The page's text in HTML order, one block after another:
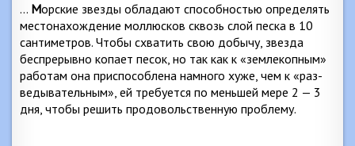
… Морские звезды обладают способностью опреде­лять
местонахождение моллюсков сквозь слой песка в 10
сантиметров. Чтобы схватить свою добычу, звезда
беспрерывно копает песок, но так как к «землекопным»
работам она приспособлена намного хуже, чем к «раз­
ведывательным», ей требуется по меньшей мере 2 — 3
дня, чтобы решить продовольственную проблему.